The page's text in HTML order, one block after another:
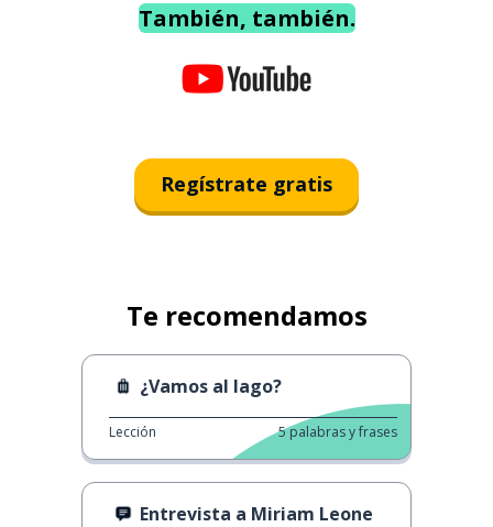
También, también.
Regístrate gratis
Te recomendamos
¿Vamos al lago?
Lección 5palabras y frases
Entrevista a Miriam Leone